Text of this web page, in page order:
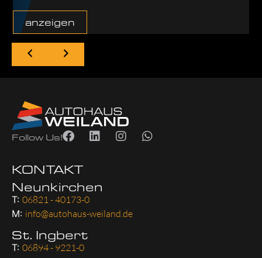
anzeigen
Follow Us!
KONTAKT
Neunkirchen
T: 06821 - 40173-0
M: info@autohaus-weiland.de
St. Ingbert
T: 06894 - 9221-0